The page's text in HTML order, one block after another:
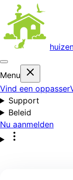
Menu
Vind een oppasser
Support
Beleid
Nu aanmelden